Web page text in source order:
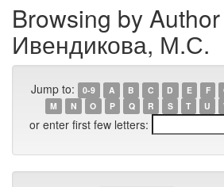
Browsing by Author
Ивендикова, М.С.
Jump to: 0-9 A B C D E F
M
N O P Q R S T U
or enter first few letters: